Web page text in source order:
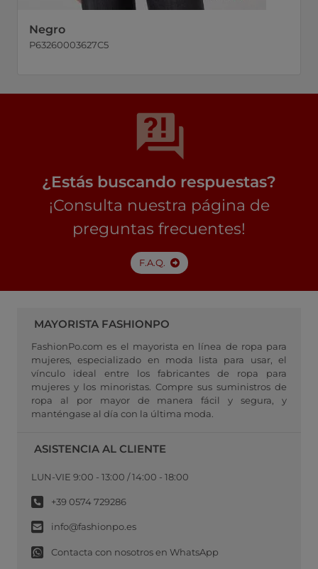
Negro
P63260003627C5
¿Estás buscando respuestas?
¡Consulta nuestra página de
preguntas frecuentes!
F.A.Q.
MAYORISTA FASHIONPO
FashionPo.com es el mayorista en línea de ropa para
mujeres, especializado en moda lista para usar, el
vínculo ideal entre los fabricantes de ropa para
mujeres y los minoristas. Compre sus suministros de
ropa al por mayor de manera fácil y segura, y
manténgase al día con la última moda.
ASISTENCIA AL CLIENTE
LUN-VIE 9:00 - 13:00 / 14:00 - 18:00
+39 0574 729286
info@fashionpo.es
Contacta con nosotros en WhatsApp